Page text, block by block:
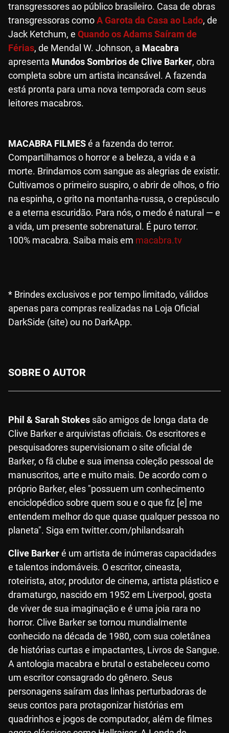
transgressores ao público brasileiro. Casa de obras
transgressoras comoA Garota da Casa ao Lado, de
Jack Ketchum, e Quando os Adams Saíram de
Férias, de Mendal W. Johnson, a Macabra
apresenta Mundos Sombrios de Clive Barker, obra
completa sobre um artista incansável. A fazenda
está pronta para uma nova temporada com seus
leitores macabros.
MACABRA FILMESé a fazenda do terror.
Compartilhamos o horror e a beleza, a vida e a
morte. Brindamos com sangue as alegrias de existir.
Cultivamos o primeiro suspiro, o abrir de olhos, o frio
na espinha, o grito na montanha-russa, o crepúsculo
e a eterna escuridão. Para nós, o medo é natural — e
a vida, um presente sobrenatural. É puro terror.
100% macabra. Saiba mais em macabra.tv
* Brindes exclusivos e por tempo limitado, válidos
apenas para compras realizadas na Loja Oficial
DarkSide (site) ou no DarkApp.
SOBRE O AUTOR
Phil & Sarah Stokes são amigos de longa data de
Clive Barker e arquivistas oficiais. Os escritores e
pesquisadores supervisionam o site oficial de
Barker, o fã clube e sua imensa coleção pessoal de
manuscritos, arte e muito mais. De acordo com o
próprio Barker, eles "possuem um conhecimento
enciclopédico sobre quem sou e o que fiz [e] me
entendem melhor do que quase qualquer pessoa no
planeta". Siga em twitter.com/philandsarah
Clive Barkeré um artista de inúmeras capacidades
e talentos indomáveis. O escritor, cineasta,
roteirista, ator, produtor de cinema, artista plástico e
dramaturgo, nascido em 1952 em Liverpool, gosta
de viver de sua imaginação e é uma joia rara no
horror. Clive Barker se tornou mundialmente
conhecido na década de 1980, com sua coletânea
de histórias curtas e impactantes, Livros de Sangue.
A antologia macabra e brutal o estabeleceu como
um escritor consagrado do gênero. Seus
personagens saíram das linhas perturbadoras de
seus contos para protagonizar histórias em
quadrinhos e jogos de computador, além de filmes